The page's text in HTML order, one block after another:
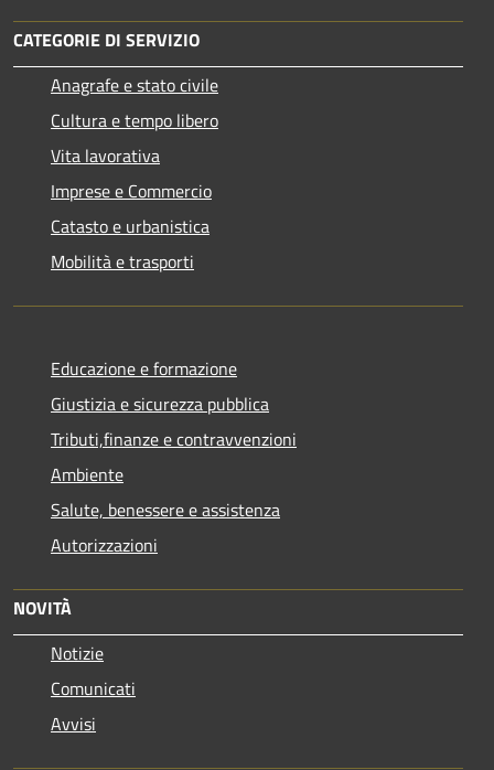
CATEGORIE DI SERVIZIO
Anagrafe e stato civile
Cultura e tempo libero
Vita lavorativa
Imprese e Commercio
Catasto e urbanistica
Mobilità e trasporti
Educazione e formazione
Giustizia e sicurezza pubblica
Tributi,finanze e contravvenzioni
Ambiente
Salute, benessere e assistenza
Autorizzazioni
NOVITÀ
Notizie
Comunicati
Avvisi